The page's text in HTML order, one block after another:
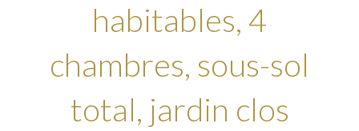
habitables, 4
chambres, sous-sol
total, jardin clos